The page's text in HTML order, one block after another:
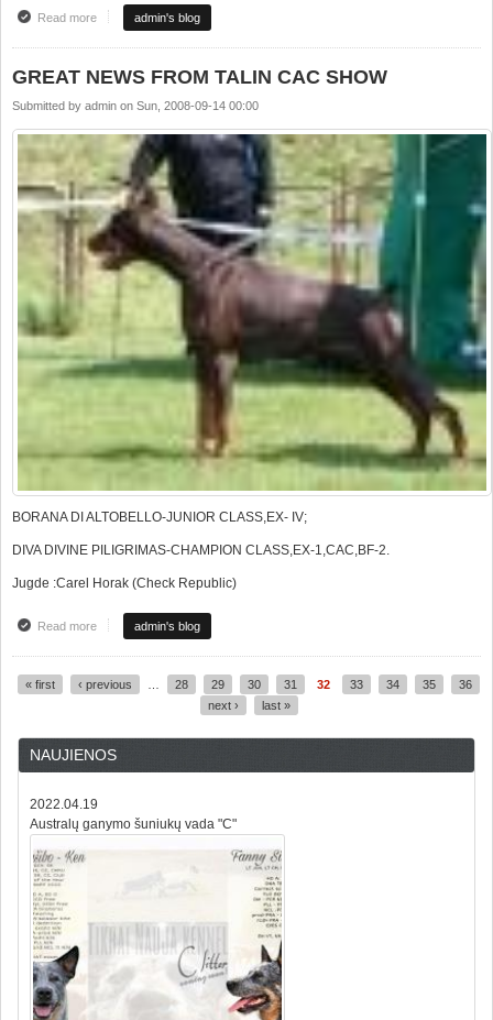
Read moreabout PUIKIOS NAUJIENOS IŠ TALINO CAC PARODOS
admin's blog
GREAT NEWS FROM TALIN CAC SHOW
Submitted by admin on Sun, 2008-09-14 00:00
BORANA DI ALTOBELLO-JUNIOR CLASS,EX- IV;
DIVA DIVINE PILIGRIMAS-CHAMPION CLASS,EX-1,CAC,BF-2.
Jugde :Carel Horak (Check Republic)
Read moreabout GREAT NEWS FROM TALIN CAC SHOW
admin's blog
« first ‹ previous 28 29 30 31 32 33 34 35
36
next ›
last »
NAUJIENOS
2022.04.19
Australų ganymo šuniukų vada "C"